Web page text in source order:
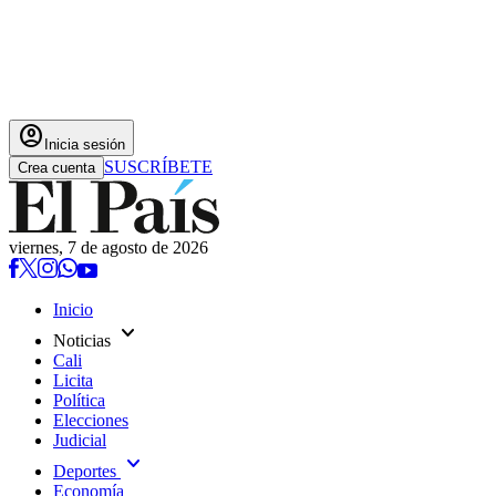
account_circle Inicia sesión
Crea cuenta SUSCRÍBETE
viernes, 7 de agosto de 2026
Inicio
Noticias expand_more
Cali
Licita
Política
Elecciones
Judicial
Deportes expand_more
Economía